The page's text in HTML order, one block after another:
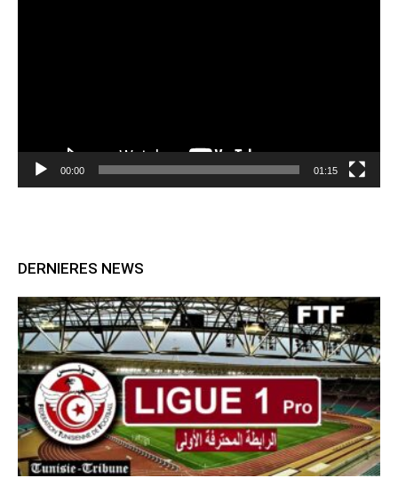
00:00 01:15
DERNIERES NEWS